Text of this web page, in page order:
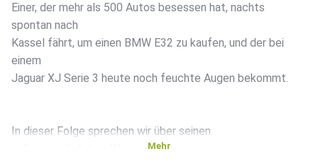
Einer, der mehr als 500 Autos besessen hat, nachts
spontan nach
Kassel fährt, um einen BMW E32 zu kaufen, und der bei
einem
Jaguar XJ Serie 3 heute noch feuchte Augen bekommt.
In dieser Folge sprechen wir über seinen
Mehr